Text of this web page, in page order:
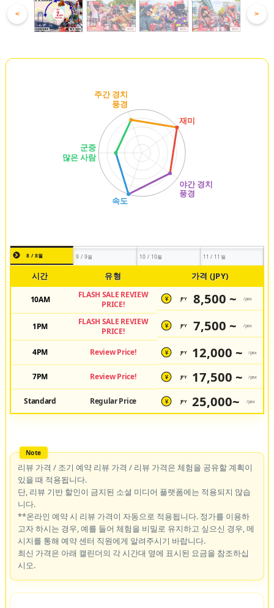
< >
8 / 8월 9 / 9월 10 / 10월 11 / 11월
시간 유형 가격 (JPY)
10AM
FLASH SALE REVIEW
PRICE!
¥ JPY 8,500 ~ /pax
1PM
FLASH SALE REVIEW
PRICE!
¥ JPY 7,500 ~ /pax
4PM Review Price! ¥ JPY 12,000 ~ /pax
7PM Review Price! ¥ JPY 17,500 ~ /pax
Standard Regular Price ¥ JPY 25,000~ /pax
리뷰 가격 / 조기 예약 리뷰 가격 / 리뷰 가격은 체험을 공유할 계획이
있을 때 적용됩니다.
단, 리뷰 기반 할인이 금지된 소셜 미디어 플랫폼에는 적용되지 않습
니다.
**온라인 예약 시 리뷰 가격이 자동으로 적용됩니다. 정가를 이용하
고자 하시는 경우, 예를 들어 체험을 비밀로 유지하고 싶으신 경우, 메
시지를 통해 예약 센터 직원에게 알려주시기 바랍니다.
최신 가격은 아래 캘린더의 각 시간대 옆에 표시된 요금을 참조하십
시오.